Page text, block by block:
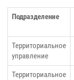
Подразделение
Территориальное
управление
Территориальное